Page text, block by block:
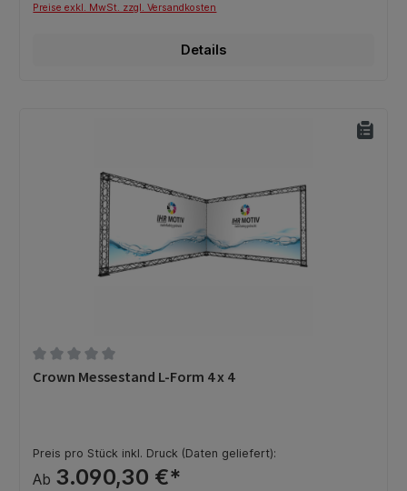
Preise exkl. MwSt. zzgl. Versandkosten
Details
Durchschnittliche Bewertung von 0 von 5 Sternen
Crown Messestand L-Form 4 x 4
Preis pro Stück inkl. Druck (Daten geliefert):
Ab 3.090,30 €*